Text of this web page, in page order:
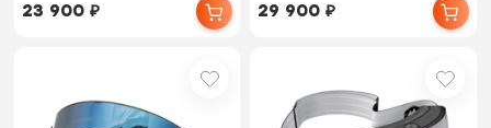
23 900₽ 29 900₽